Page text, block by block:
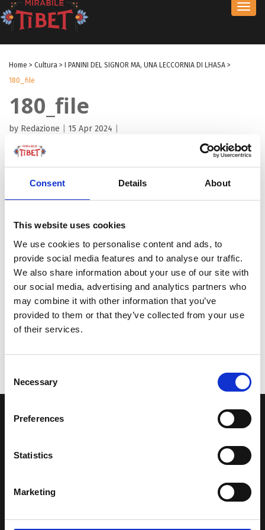
Consent Details About
This website uses cookies
We use cookies to personalise content and ads, to
provide social media features and to analyse our traffic.
We also share information about your use of our site with
our social media, advertising and analytics partners who
may combine it with other information that you’ve
provided to them or that they’ve collected from your use
of their services.
Selection
Necessary
Preferences
Statistics
Marketing
Home > Cultura > I PANINI DEL SIGNOR MA, UNA LECCORNIA DI LHASA >
180_file
180_file
by Redazione 15 Apr 2024
LA NOSTRA MISSION
Una comunità di appassionati della cultura tibetana che hanno
Una regione affascinante, densa di spiritualità che con i suoi
paesaggi e la sua gente è capace di riempire il cuore.